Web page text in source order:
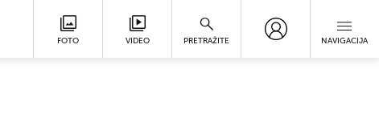
FOTO VIDEO PRETRAŽITE NAVIGACIJA